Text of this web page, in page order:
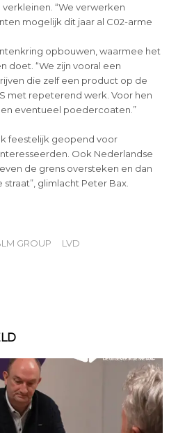
“We verwerken
mogelijk dit jaar al C02-arme
opbouwen, waarmee het
doet. “We zijn vooral een
die zelf een product op de
met repeterend werk. Voor hen
eventueel poedercoaten.”
feestelijk geopend voor
Ook Nederlandse
de grens oversteken en dan
glimlacht Peter Bax.
GROUP LVD